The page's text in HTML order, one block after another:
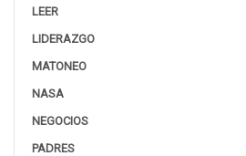
LEER
LIDERAZGO
MATONEO
NASA
NEGOCIOS
PADRES